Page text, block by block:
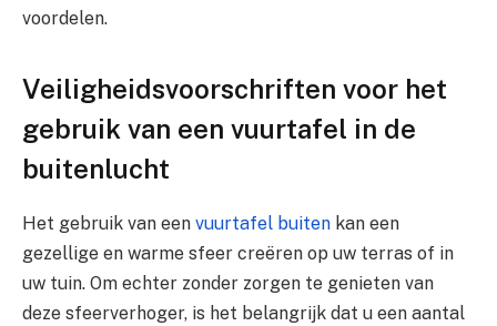
voordelen.
Veiligheidsvoorschriften voor het
gebruik van een vuurtafel in de
buitenlucht
Het gebruik van een vuurtafel buiten kan een
gezellige en warme sfeer creëren op uw terras of in
uw tuin. Om echter zonder zorgen te genieten van
deze sfeerverhoger, is het belangrijk dat u een aantal